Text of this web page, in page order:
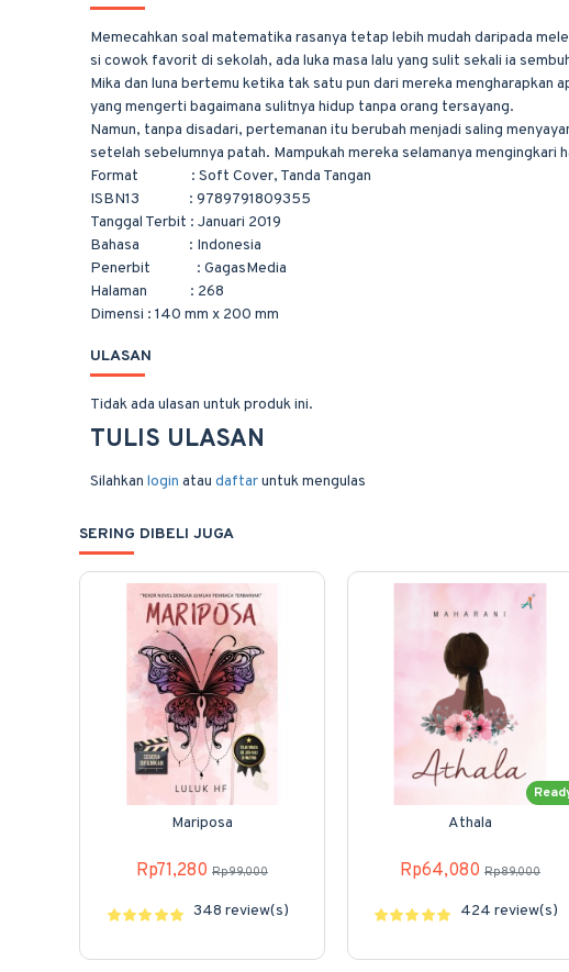
Memecahkan soal matematika rasanya tetap lebih mudah daripada
si cowok favorit di sekolah, ada luka masa lalu yang sulit sekali ia
Mika dan luna bertemu ketika tak satu pun dari mereka mengharapkan
yang mengerti bagaimana sulitnya hidup tanpa orang tersayang.
Namun, tanpa disadari, pertemanan itu berubah menjadi saling
setelah sebelumnya patah. Mampukah mereka selamanya mengingkari
Format
: Soft Cover, Tanda Tangan
ISBN13
: 9789791809355
Tanggal Terbit : Januari 2019
Bahasa
: Indonesia
Penerbit
: GagasMedia
Halaman
: 268
Dimensi : 140 mm x 200 mm
ULASAN
Tidak ada ulasan untuk produk ini.
TULIS ULASAN
Silahkan login atau daftaruntuk mengulas
SERING DIBELI JUGA
Mariposa
Rp71,280 Rp99,000
348 review(s)
Athala
Rp64,080 Rp89,000
424 review(s)